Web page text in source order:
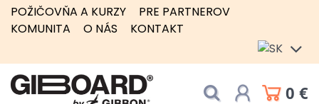
POŽIČOVŇA A KURZY
PRE PARTNEROV
KOMUNITA
O NÁS KONTAKT
0 €